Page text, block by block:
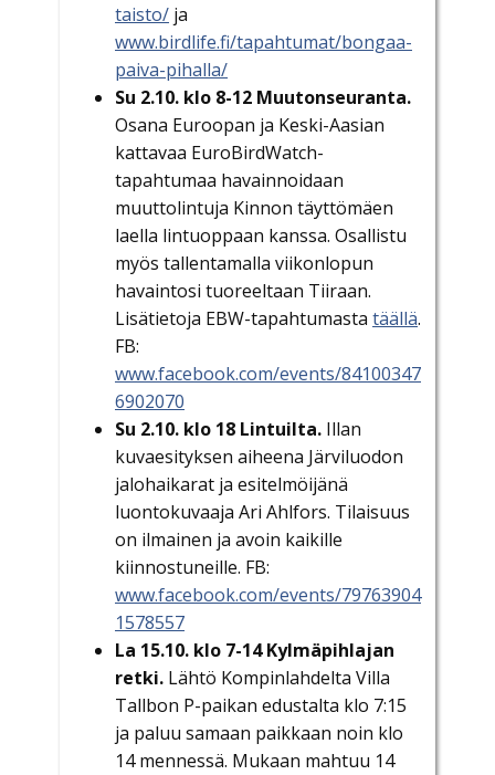
taisto/ ja
www.birdlife.fi/tapahtumat/bongaa-
paiva-pihalla/
Su 2.10. klo 8-12 Muutonseuranta.
Osana Euroopan ja Keski-Aasian
kattavaa EuroBirdWatch-
tapahtumaa havainnoidaan
muuttolintuja Kinnon täyttömäen
laella lintuoppaan kanssa. Osallistu
myös tallentamalla viikonlopun
havaintosi tuoreeltaan Tiiraan.
Lisätietoja EBW-tapahtumasta täällä.
FB:
www.facebook.com/events/84100347
6902070
Su 2.10. klo 18 Lintuilta. Illan
kuvaesityksen aiheena Järviluodon
jalohaikarat ja esitelmöijänä
luontokuvaaja Ari Ahlfors. Tilaisuus
on ilmainen ja avoin kaikille
kiinnostuneille. FB:
www.facebook.com/events/79763904
1578557
La 15.10. klo 7-14 Kylmäpihlajan
retki. Lähtö Kompinlahdelta Villa
Tallbon P-paikan edustalta klo 7:15
ja paluu samaan paikkaan noin klo
14 mennessä. Mukaan mahtuu 14